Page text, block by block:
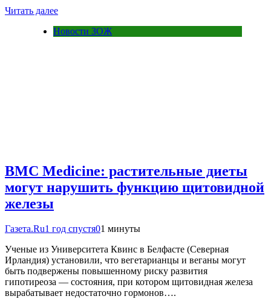
Читать далее
Новости ЗОЖ
BMC Medicine: растительные диеты
могут нарушить функцию щитовидной
железы
Газета.Ru1 год спустя01 минуты
Ученые из Университета Квинс в Белфасте (Северная
Ирландия) установили, что вегетарианцы и веганы могут
быть подвержены повышенному риску развития
гипотиреоза — состояния, при котором щитовидная железа
вырабатывает недостаточно гормонов….